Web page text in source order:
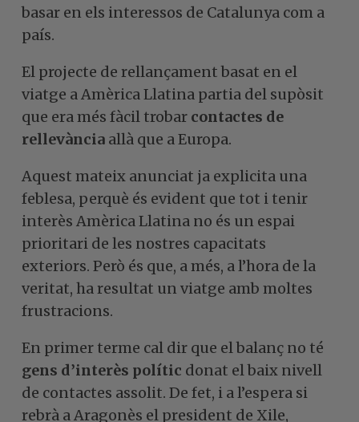
basar en els interessos de Catalunya com a
país.
El projecte de rellançament basat en el
viatge a Amèrica Llatina partia del supòsit
que era més fàcil trobar contactes de
rellevància allà que a Europa.
Aquest mateix anunciat ja explicita una
feblesa, perquè és evident que tot i tenir
interès Amèrica Llatina no és un espai
prioritari de les nostres capacitats
exteriors. Però és que, a més, a l’hora de la
veritat, ha resultat un viatge amb moltes
frustracions.
En primer terme cal dir que el balanç no té
gens d’interès polític donat el baix nivell
de contactes assolit. De fet, i a l’espera si
rebrà a Aragonès el president de Xile,